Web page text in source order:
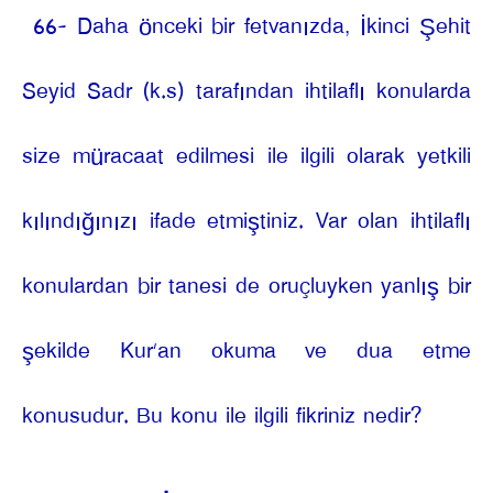
66- Daha önceki bir fetvanızda, İkinci Şehit
Seyid Sadr (k.s) tarafından ihtilaflı konularda
size müracaat edilmesi ile ilgili olarak yetkili
kılındığınızı ifade etmiştiniz. Var olan ihtilaflı
konulardan bir tanesi de oruçluyken yanlış bir
şekilde Kur’an okuma ve dua etme
konusudur. Bu konu ile ilgili fikriniz nedir?